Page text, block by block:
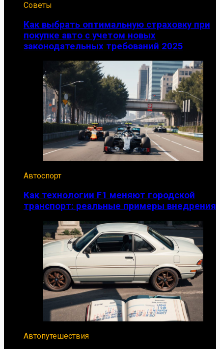
Советы
Как выбрать оптимальную страховку при
покупке авто с учетом новых
законодательных требований 2025
Автоспорт
Как технологии F1 меняют городской
транспорт: реальные примеры внедрения
Автопутешествия